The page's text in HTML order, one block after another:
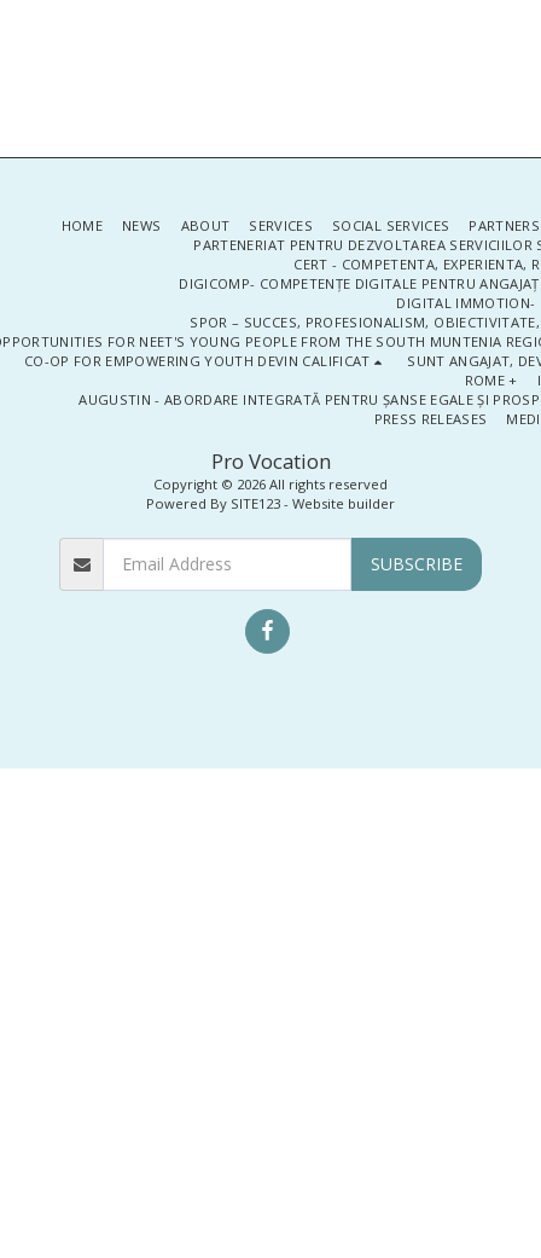
Pro Vocation
Copyright © 2026 All rights reserved
Powered By SITE123 - Website builder
HOME NEWS ABOUT SERVICES SOCIAL SERVICES
PARTENERIAT PENTRU DEZVOLTAREA SERVICIILOR
CERT - COMPETENTA, EXPERIENTA,
DIGICOMP- COMPETENȚE DIGITALE PENTRU
DIGITAL IMMOTION-
SPOR – SUCCES, PROFESIONALISM,
FOR NEET'S YOUNG PEOPLE FROM THE SOUTH MUNTENIA
CO-OP FOR EMPOWERING YOUTH DEVIN CALIFICAT
SUNT ANGAJAT,
ROME +
AUGUSTIN - ABORDARE INTEGRATĂ PENTRU ȘANSE EGALE ȘI
PRESS RELEASES
SUBSCRIBE